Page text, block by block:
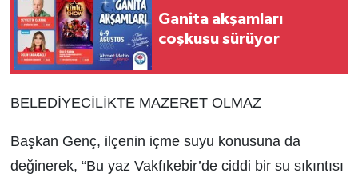
Ganita akşamları
coşkusu sürüyor
BELEDİYECİLİKTE MAZERET OLMAZ
Başkan Genç, ilçenin içme suyu konusuna da
değinerek, “Bu yaz Vakfıkebir’de ciddi bir su sıkıntısı